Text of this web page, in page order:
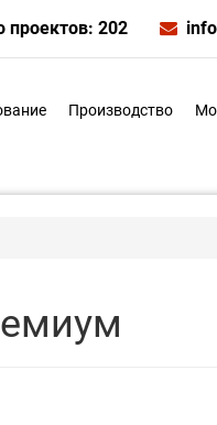
проектов: 202
Производство